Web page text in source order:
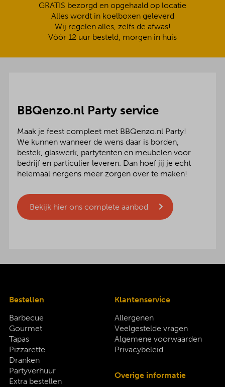
GRATIS bezorgd en opgehaald op locatie
Alles wordt in koelboxen geleverd
Wij regelen alles, zelfs de afwas!
Vóór 12 uur besteld, morgen in huis
BBQenzo.nl Party service
Maak je feest compleet met BBQenzo.nl Party!
We kunnen wanneer de wens daar is borden,
bestek, glaswerk, partytenten en meubelen voor
bedrijf en particulier leveren. Dan hoef jij je echt
helemaal nergens meer zorgen over te maken!
Bekijk hier ons complete aanbod
Bestellen
Barbecue
Gourmet
Tapas
Pizzarette
Dranken
Partyverhuur
Extra bestellen
Klantenservice
Allergenen
Veelgestelde vragen
Algemene voorwaarden
Privacybeleid
Overige informatie